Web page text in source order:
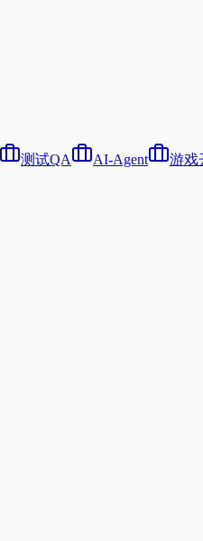
测试QA AI-Agent 游戏